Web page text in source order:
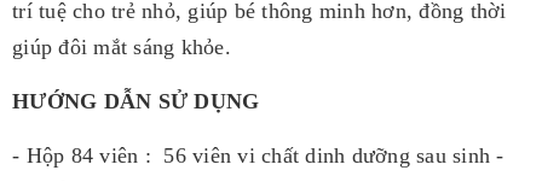
trí tuệ cho trẻ nhỏ, giúp bé thông minh hơn, đồng thời
giúp đôi mắt sáng khỏe.
HƯỚNG DẪN SỬ DỤNG
- Hộp 84 viên : 56 viên vi chất dinh dưỡng sau sinh -